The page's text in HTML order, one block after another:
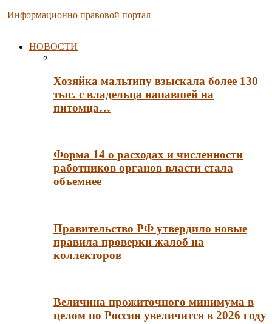
Информационно правовой портал
НОВОСТИ
Хозяйка мальтипу взыскала более 130
тыс. с владельца напавшей на
питомца…
Форма 14 о расходах и численности
работников органов власти стала
объемнее
Правительство РФ утвердило новые
правила проверки жалоб на
коллекторов
Величина прожиточного минимума в
целом по России увеличится в 2026 году